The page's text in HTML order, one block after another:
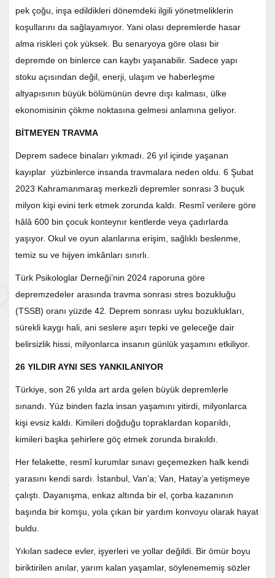
pek çoğu, inşa edildikleri dönemdeki ilgili yönetmeliklerin
koşullarını da sağlayamıyor. Yani olası depremlerde hasar
alma riskleri çok yüksek. Bu senaryoya göre olası bir
depremde on binlerce can kaybı yaşanabilir. Sadece yapı
stoku açısından değil, enerji, ulaşım ve haberleşme
altyapısının büyük bölümünün devre dışı kalması, ülke
ekonomisinin çökme noktasına gelmesi anlamına geliyor.
BİTMEYEN TRAVMA
Deprem sadece binaları yıkmadı. 26 yıl içinde yaşanan
kayıplar yüzbinlerce insanda travmalara neden oldu. 6 Şubat
2023 Kahramanmaraş merkezli depremler sonrası 3 buçuk
milyon kişi evini terk etmek zorunda kaldı. Resmî verilere göre
hâlâ 600 bin çocuk konteynır kentlerde veya çadırlarda
yaşıyor. Okul ve oyun alanlarına erişim, sağlıklı beslenme,
temiz su ve hijyen imkânları sınırlı.
Türk Psikologlar Derneği’nin 2024 raporuna göre
depremzedeler arasında travma sonrası stres bozukluğu
(TSSB) oranı yüzde 42. Deprem sonrası uyku bozuklukları,
sürekli kaygı hali, ani seslere aşırı tepki ve geleceğe dair
belirsizlik hissi, milyonlarca insanın günlük yaşamını etkiliyor.
26 YILDIR AYNI SES YANKILANIYOR
Türkiye, son 26 yılda art arda gelen büyük depremlerle
sınandı. Yüz binden fazla insan yaşamını yitirdi, milyonlarca
kişi evsiz kaldı. Kimileri doğduğu topraklardan koparıldı,
kimileri başka şehirlere göç etmek zorunda bırakıldı.
Her felakette, resmî kurumlar sınavı geçemezken halk kendi
yarasını kendi sardı. İstanbul, Van’a; Van, Hatay’a yetişmeye
çalıştı. Dayanışma, enkaz altında bir el, çorba kazanının
başında bir komşu, yola çıkan bir yardım konvoyu olarak hayat
buldu.
Yıkılan sadece evler, işyerleri ve yollar değildi. Bir ömür boyu
biriktirilen anılar, yarım kalan yaşamlar, söylenememiş sözler